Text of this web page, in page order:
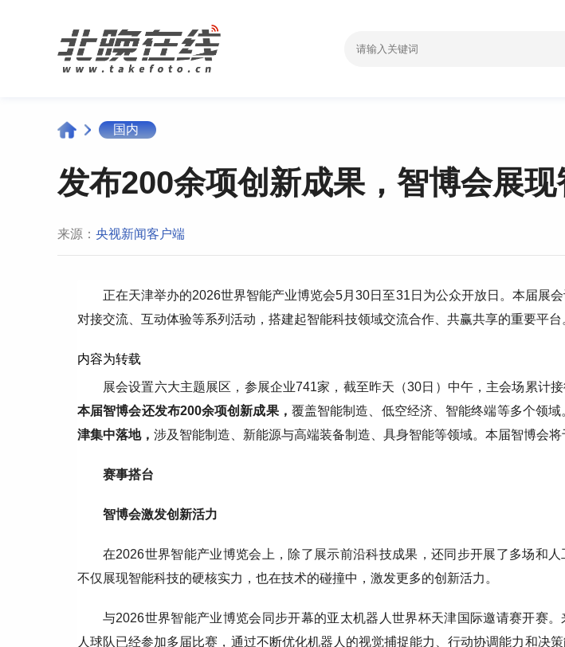
国内
发布200余项创新成果，智博会展
来源： 央视新闻客户端
正在天津举办的2026世界智能产业博览会5月30日至31日为公众开放日。本届展会
对接交流、互动体验等系列活动，搭建起智能科技领域交流合作、共赢共享的重要平台
内容为转载
展会设置六大主题展区，参展企业741家，截至昨天（30日）中午，主会场累计接
本届智博会还发布200余项创新成果， 覆盖智能制造、低空经济、智能终端等多个领域
津集中落地， 涉及智能制造、新能源与高端装备制造、具身智能等领域。本届智博会将
赛事搭台
智博会激发创新活力
在2026世界智能产业博览会上，除了展示前沿科技成果，还同步开展了多场和人
不仅展现智能科技的硬核实力，也在技术的碰撞中，激发更多的创新活力。
与2026世界智能产业博览会同步开幕的亚太机器人世界杯天津国际邀请赛开赛
人球队已经参加多届比赛，通过不断优化机器人的视觉捕捉能力、行动协调能力和决